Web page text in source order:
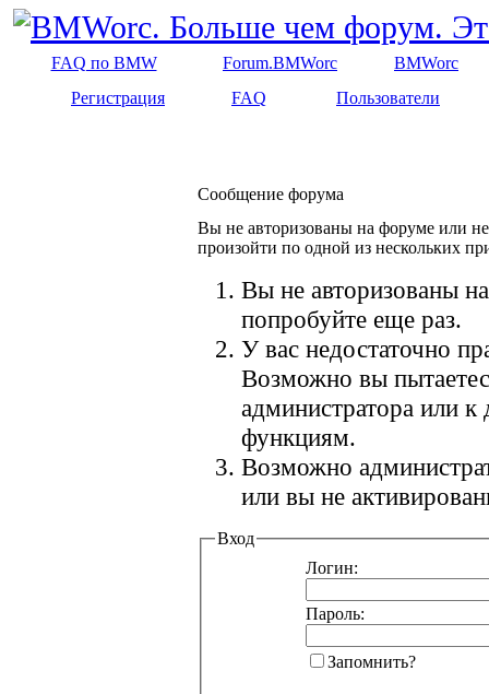
FAQ по BMW Forum.BMWorc
BMWorc
Регистрация
FAQ Пользователи
Сообщение форума
Вы не авторизованы на форуме или
произойти по одной из нескольких
Вы не авторизованы
попробуйте еще раз.
У вас недостаточно
Возможно вы
администратора или
функциям.
Возможно
или вы не
Вход
Логин:
Пароль:
Запомнить?